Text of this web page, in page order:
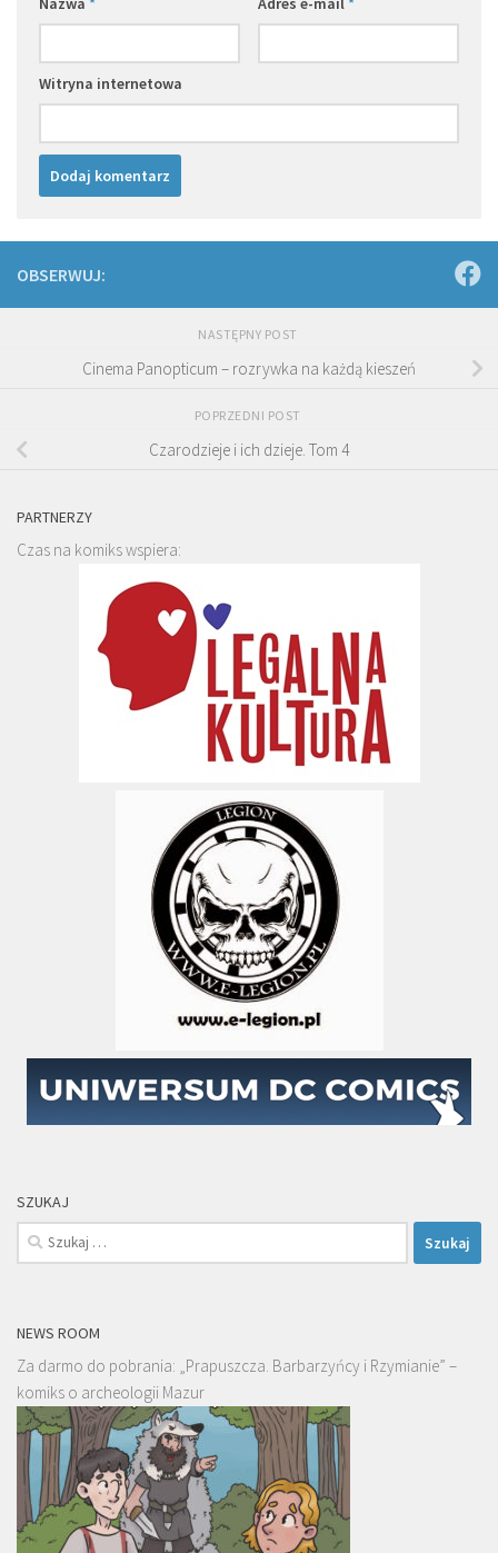
Witryna internetowa
OBSERWUJ:
NASTĘPNY POST
Cinema Panopticum – rozrywka na każdą kieszeń
POPRZEDNI POST
Czarodzieje i ich dzieje. Tom 4
PARTNERZY
Czas na komiks wspiera:
SZUKAJ
Szukaj:
NEWS ROOM
Za darmo do pobrania: „Prapuszcza. Barbarzyńcy i Rzymianie” –
komiks o archeologii Mazur